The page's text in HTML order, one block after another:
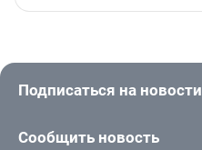
Подписаться на новости
Сообщить новость